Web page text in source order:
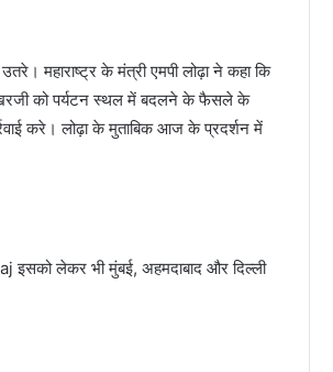
महाराष्ट्र के मंत्री एमपी लोढ़ा ने कहा कि
को पर्यटन स्थल में बदलने के फैसले के
करे। लोढ़ा के मुताबिक आज के प्रदर्शन में
इसको लेकर भी मुंबई, अहमदाबाद और दिल्ली